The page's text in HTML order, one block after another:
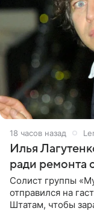
18 часов назад
Илья
ради ремонта
Солист группы
отправился на
Штатам, чтобы